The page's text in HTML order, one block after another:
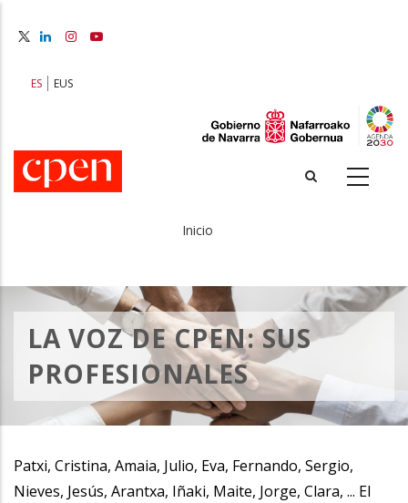
principal
ES EUS
enlaces
de
ayuda
a
la
navegación
Inicio
LA VOZ DE CPEN: SUS
PROFESIONALES
Patxi, Cristina, Amaia, Julio, Eva, Fernando, Sergio,
Nieves, Jesús, Arantxa, Iñaki, Maite, Jorge, Clara, ... El